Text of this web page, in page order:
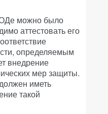
можно было
аттестовать его
определяемым
внедрение
мер защиты.
иметь
такой